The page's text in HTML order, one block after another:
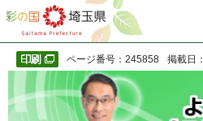
彩の国 埼玉県
ページ番号：245858 掲載日